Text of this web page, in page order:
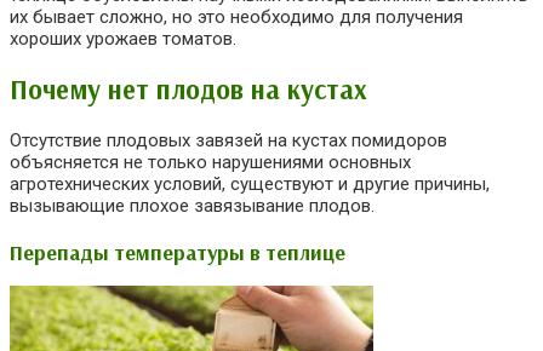
их бывает сложно, но это необходимо для получения
хороших урожаев томатов.
Почему нет плодов на кустах
Отсутствие плодовых завязей на кустах помидоров
объясняется не только нарушениями основных
агротехнических условий, существуют и другие причины,
вызывающие плохое завязывание плодов.
Перепады температуры в теплице